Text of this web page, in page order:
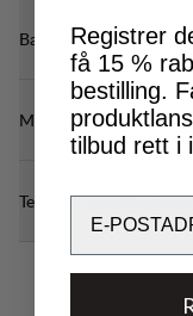
Bærekraftsegenskaper
Materialer
Tekniske
Registrer
få 15 %
bestilling.
tilbud rett i